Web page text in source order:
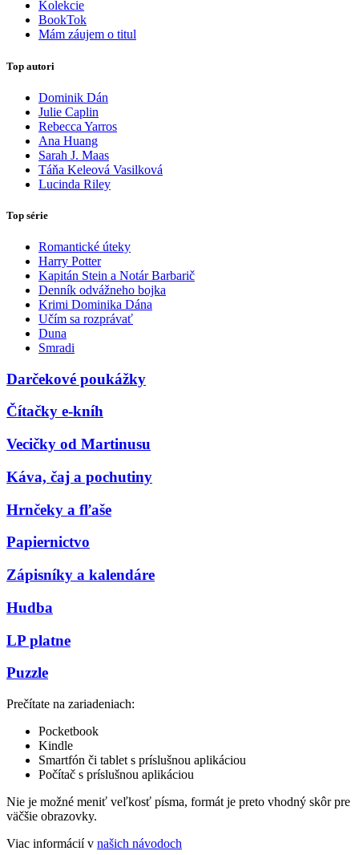
Kolekcie
BookTok
Mám záujem o titul
Top autori
Dominik Dán
Julie Caplin
Rebecca Yarros
Ana Huang
Sarah J. Maas
Táňa Keleová Vasilková
Lucinda Riley
Top série
Romantické úteky
Harry Potter
Kapitán Stein a Notár Barbarič
Denník odvážneho bojka
Krimi Dominika Dána
Učím sa rozprávať
Duna
Smradi
Darčekové poukážky
Čítačky e-kníh
Vecičky od Martinusu
Káva, čaj a pochutiny
Hrnčeky a fľaše
Papiernictvo
Zápisníky a kalendáre
Hudba
LP platne
Puzzle
Prečítate na zariadeniach:
Pocketbook
Kindle
Smartfón či tablet s príslušnou aplikáciou
Počítač s príslušnou aplikáciou
Nie je možné meniť veľkosť písma, formát je preto vhodný skôr pre
väčšie obrazovky.
Viac informácií v našich návodoch